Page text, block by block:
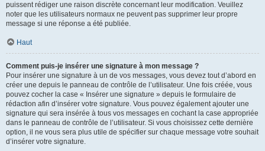
puissent rédiger une raison discrète concernant leur modification. Veuillez
noter que les utilisateurs normaux ne peuvent pas supprimer leur propre
message si une réponse a été publiée.
Haut
Comment puis-je insérer une signature à mon message ?
Pour insérer une signature à un de vos messages, vous devez tout d’abord en
créer une depuis le panneau de contrôle de l’utilisateur. Une fois créée, vous
pouvez cocher la case « Insérer une signature » depuis le formulaire de
rédaction afin d’insérer votre signature. Vous pouvez également ajouter une
signature qui sera insérée à tous vos messages en cochant la case appropriée
dans le panneau de contrôle de l’utilisateur. Si vous choisissez cette dernière
option, il ne vous sera plus utile de spécifier sur chaque message votre souhait
d’insérer votre signature.